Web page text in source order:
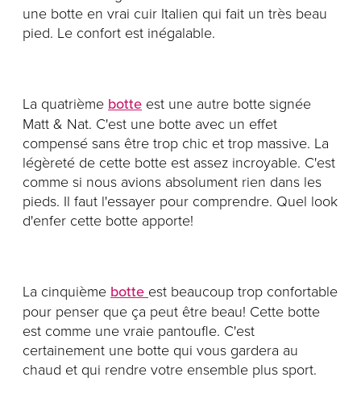
une botte en vrai cuir Italien qui fait un très beau
pied. Le confort est inégalable.
La quatrième botte est une autre botte signée
Matt & Nat. C'est une botte avec un effet
compensé sans être trop chic et trop massive. La
légèreté de cette botte est assez incroyable. C'est
comme si nous avions absolument rien dans les
pieds. Il faut l'essayer pour comprendre. Quel look
d'enfer cette botte apporte!
La cinquième botte est beaucoup trop confortable
pour penser que ça peut être beau! Cette botte
est comme une vraie pantoufle. C'est
certainement une botte qui vous gardera au
chaud et qui rendre votre ensemble plus sport.